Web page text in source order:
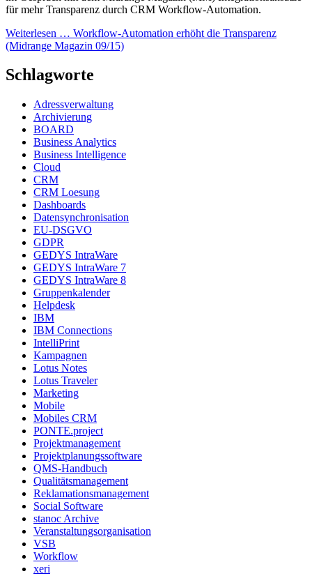
für mehr Transparenz durch CRM Workflow-Automation.
Weiterlesen … Workflow-Automation erhöht die Transparenz
(Midrange Magazin 09/15)
Schlagworte
Adressverwaltung
Archivierung
BOARD
Business Analytics
Business Intelligence
Cloud
CRM
CRM Loesung
Dashboards
Datensynchronisation
EU-DSGVO
GDPR
GEDYS IntraWare
GEDYS IntraWare 7
GEDYS IntraWare 8
Gruppenkalender
Helpdesk
IBM
IBM Connections
IntelliPrint
Kampagnen
Lotus Notes
Lotus Traveler
Marketing
Mobile
Mobiles CRM
PONTE.project
Projektmanagement
Projektplanungssoftware
QMS-Handbuch
Qualitätsmanagement
Reklamationsmanagement
Social Software
stanoc Archive
Veranstaltungsorganisation
VSB
Workflow
xeri